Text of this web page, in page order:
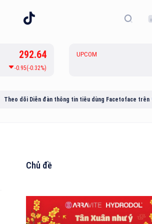
292.64
-0.95(-0.32%)
UPCOM
Theo dõi Diễn đàn thông tin tiêu dùng Facetoface trên
Chủ đề